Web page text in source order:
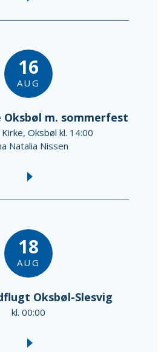
16
AUG
Oksbøl m. sommerfest
Oksbøl kl. 14:00
Natalia Nissen
18
AUG
Oksbøl-Slesvig
kl. 00:00